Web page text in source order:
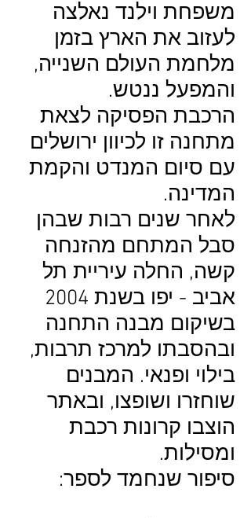
משפחת וילנד נאלצה
לעזוב את הארץ בזמן
מלחמת העולם השנייה,
והמפעל ננטש.
הרכבת הפסיקה לצאת
מתחנה זו לכיוון ירושלים
עם סיום המנדט והקמת
המדינה.
לאחר שנים רבות שבהן
סבל המתחם מהזנחה
קשה, החלה עיריית תל
אביב - יפו בשנת 2004
בשיקום מבנה התחנה
ובהסבתו למרכז תרבות,
בילוי ופנאי. המבנים
שוחזרו ושופצו, ובאתר
הוצבו קרונות רכבת
ומסילות.
סיפור שנחמד לספר: